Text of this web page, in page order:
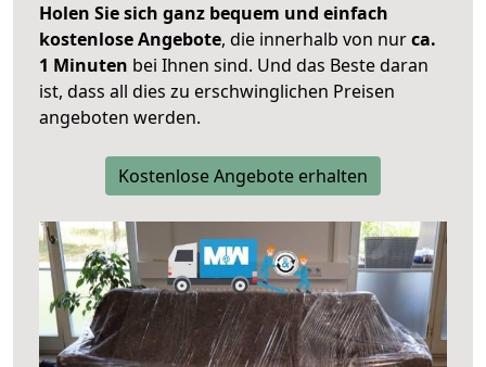
Holen Sie sich ganz bequem und einfach
kostenlose Angebote, die innerhalb von nurca.
1 Minuten bei Ihnen sind. Und das Beste daran
ist, dass all dies zu erschwinglichen Preisen
angeboten werden.
Kostenlose Angebote erhalten